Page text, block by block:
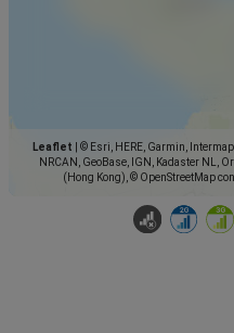
Leaflet
© Esri, HERE, Garmin,
NRCAN, GeoBase, IGN, Kadaster NL,
(Hong Kong), © OpenStreetMap